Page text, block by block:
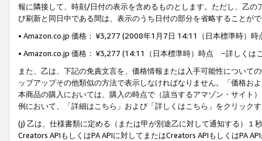
報に隣接して、時刻/日付の表示を含めるものとします。ただし、乙
び刷新と同日中である間は、表示のうち日付の部分を省略することが
• Amazon.co.jp 価格： ¥3,277 (2008年1月7日 14:11（日本標準時）
• Amazon.co.jp 価格： ¥3,277 (14:11（日本標準時）時点 −詳しくは
また、乙は、下記の免責文言を、価格情報または入手可能性について
ップアップその他類似の方法で表示しなければなりません。「価格
本商品の購入においては、購入の時点で（該当するアマゾン・サイト
例において、「詳細はこちら」および「詳しくはこちら」をクリック
(j) 乙は、仕様書類に定める（または甲が別途乙に対して通知する）
Creators APIもしくはPA APIに対してまたはCreators APIもしくはPA